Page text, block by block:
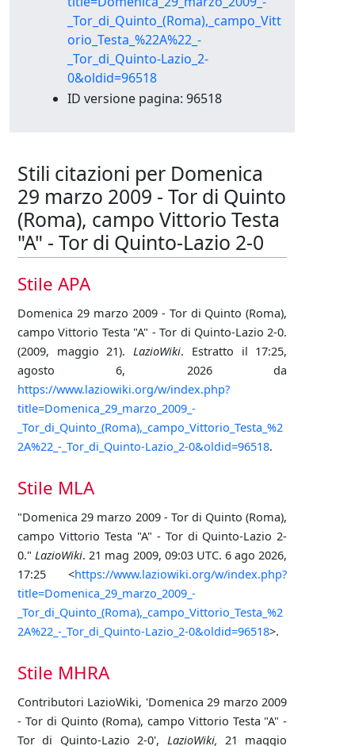
_Tor_di_Quinto_(Roma),_campo_Vitt
orio_Testa_%22A%22_-
_Tor_di_Quinto-Lazio_2-
0&oldid=96518
ID versione pagina: 96518
Stili citazioni per Domenica
29 marzo 2009 - Tor di Quinto
(Roma), campo Vittorio Testa
"A" - Tor di Quinto-Lazio 2-0
Stile APA
Domenica 29 marzo 2009 - Tor di Quinto (Roma),
campo Vittorio Testa "A" - Tor di Quinto-Lazio 2-0.
(2009, maggio 21).LazioWiki. Estratto il 17:25,
agosto 6, 2026 da
https://www.laziowiki.org/w/index.php?
title=Domenica_29_marzo_2009_-
_Tor_di_Quinto_(Roma),_campo_Vittorio_Testa_%2
2A%22_-_Tor_di_Quinto-Lazio_2-0&oldid=96518.
Stile MLA
"Domenica 29 marzo 2009 - Tor di Quinto (Roma),
campo Vittorio Testa "A" - Tor di Quinto-Lazio 2-
0."LazioWiki. 21 mag 2009, 09:03 UTC. 6 ago 2026,
17:25 <https://www.laziowiki.org/w/index.php?
title=Domenica_29_marzo_2009_-
_Tor_di_Quinto_(Roma),_campo_Vittorio_Testa_%2
2A%22_-_Tor_di_Quinto-Lazio_2-0&oldid=96518>.
Stile MHRA
Contributori LazioWiki, 'Domenica 29 marzo 2009
- Tor di Quinto (Roma), campo Vittorio Testa "A" -
Tor di Quinto-Lazio 2-0', LazioWiki, 21 maggio